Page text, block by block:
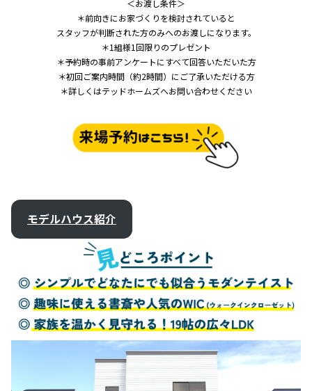
＜お渡し条件＞
＊前向きにお家づくりを検討されていると
スタッフが判断された方のみへのお渡しになります。
＊1組様1回限りのプレゼント
＊予約時の事前アンケートにすべて回答いただいた方
＊初回ご案内時間（約2時間）にご了承いただける方
＊詳しくはテッドホームズへお問い合わせください
モデルハウス紹介